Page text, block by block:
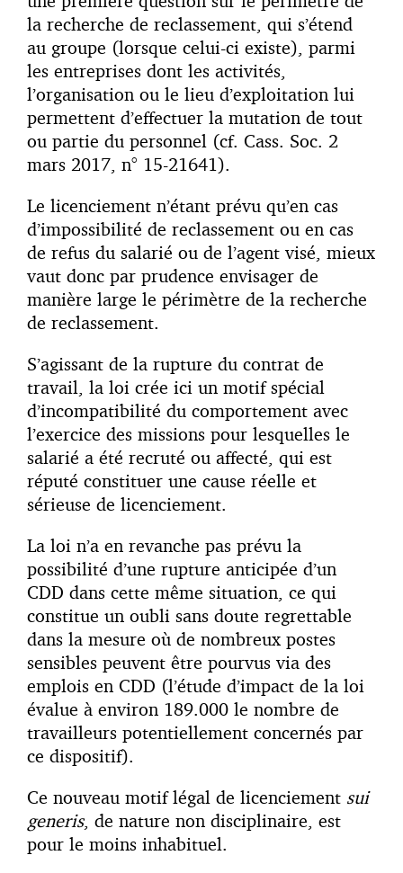
la recherche de reclassement, qui s’étend
au groupe (lorsque celui-ci existe), parmi
les entreprises dont les activités,
l’organisation ou le lieu d’exploitation lui
permettent d’effectuer la mutation de tout
ou partie du personnel (cf. Cass. Soc. 2
mars 2017, n° 15-21641).
Le licenciement n’étant prévu qu’en cas
d’impossibilité de reclassement ou en cas
de refus du salarié ou de l’agent visé, mieux
vaut donc par prudence envisager de
manière large le périmètre de la recherche
de reclassement.
S’agissant de la rupture du contrat de
travail, la loi crée ici un motif spécial
d’incompatibilité du comportement avec
l’exercice des missions pour lesquelles le
salarié a été recruté ou affecté, qui est
réputé constituer une cause réelle et
sérieuse de licenciement.
La loi n’a en revanche pas prévu la
possibilité d’une rupture anticipée d’un
CDD dans cette même situation, ce qui
constitue un oubli sans doute regrettable
dans la mesure où de nombreux postes
sensibles peuvent être pourvus via des
emplois en CDD (l’étude d’impact de la loi
évalue à environ 189.000 le nombre de
travailleurs potentiellement concernés par
ce dispositif).
Ce nouveau motif légal de licenciement sui
generis, de nature non disciplinaire, est
pour le moins inhabituel.